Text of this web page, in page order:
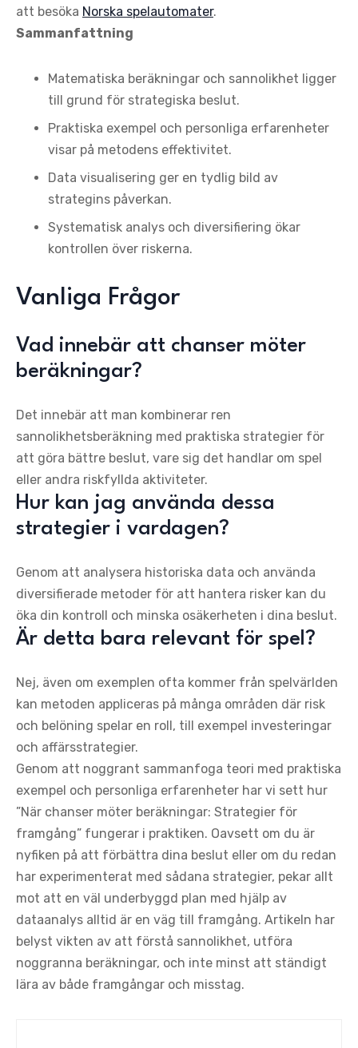
att besöka Norska spelautomater.
Sammanfattning
Matematiska beräkningar och sannolikhet ligger
till grund för strategiska beslut.
Praktiska exempel och personliga erfarenheter
visar på metodens effektivitet.
Data visualisering ger en tydlig bild av
strategins påverkan.
Systematisk analys och diversifiering ökar
kontrollen över riskerna.
Vanliga Frågor
Vad innebär att chanser möter
beräkningar?
Det innebär att man kombinerar ren
sannolikhetsberäkning med praktiska strategier för
att göra bättre beslut, vare sig det handlar om spel
eller andra riskfyllda aktiviteter.
Hur kan jag använda dessa
strategier i vardagen?
Genom att analysera historiska data och använda
diversifierade metoder för att hantera risker kan du
öka din kontroll och minska osäkerheten i dina beslut.
Är detta bara relevant för spel?
Nej, även om exemplen ofta kommer från spelvärlden
kan metoden appliceras på många områden där risk
och belöning spelar en roll, till exempel investeringar
och affärsstrategier.
Genom att noggrant sammanfoga teori med praktiska
exempel och personliga erfarenheter har vi sett hur
”När chanser möter beräkningar: Strategier för
framgång” fungerar i praktiken. Oavsett om du är
nyfiken på att förbättra dina beslut eller om du redan
har experimenterat med sådana strategier, pekar allt
mot att en väl underbyggd plan med hjälp av
dataanalys alltid är en väg till framgång. Artikeln har
belyst vikten av att förstå sannolikhet, utföra
noggranna beräkningar, och inte minst att ständigt
lära av både framgångar och misstag.